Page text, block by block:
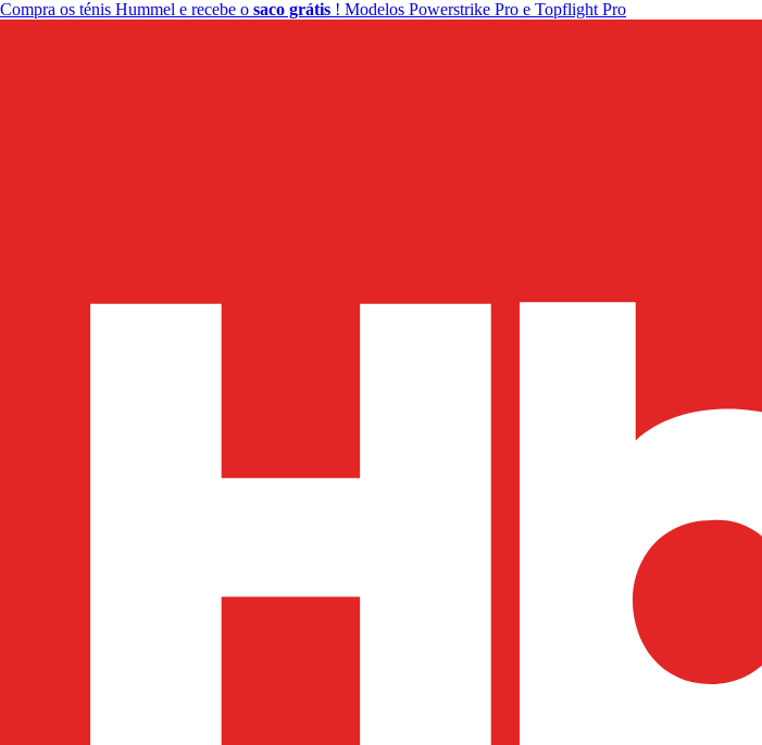
Compra os ténis Hummel e recebe o saco grátis ! Modelos Powerstrike Pro e Topflight Pro